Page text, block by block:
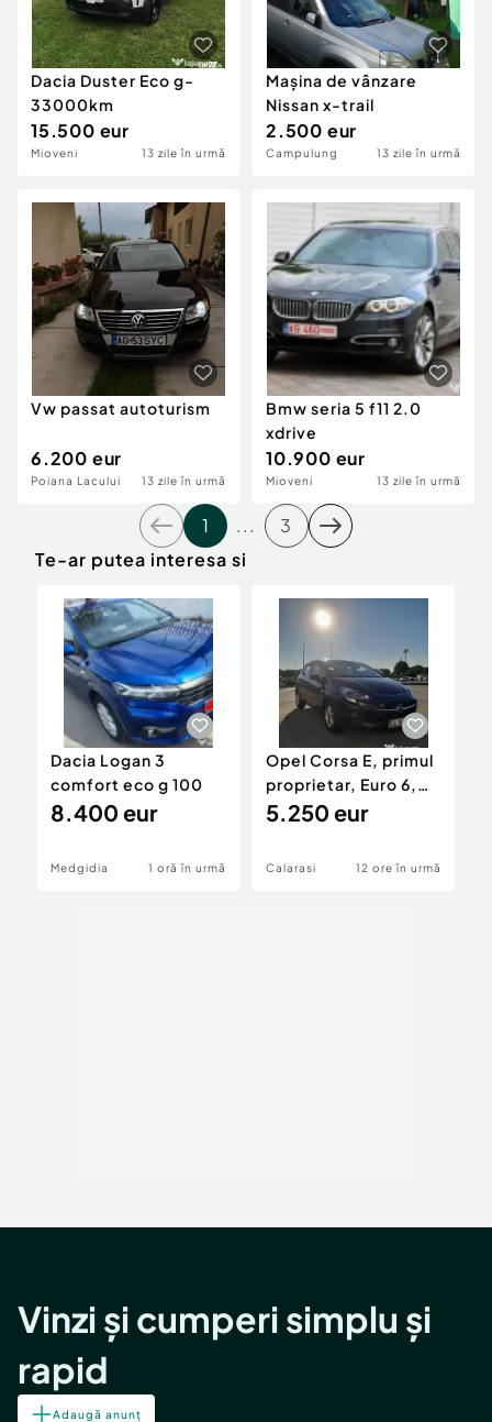
Dacia Duster Eco g-
33000km
15.500 eur
Mioveni 13 zile în urmă
Mașina de vânzare
Nissan x-trail
2.500 eur
Campulung 13 zile în urmă
Vw passat autoturism
6.200 eur
Poiana Lacului 13 zile în urmă
Bmw seria 5 f11 2.0
xdrive
10.900 eur
Mioveni 13 zile în urmă
1 ...
3
Te-ar putea interesa si
Dacia Logan 3
comfort eco g 100
8.400 eur
Medgidia 1 oră în urmă
Opel Corsa E, primul
proprietar, Euro 6,
km 100% reali
5.250 eur
Calarasi 12 ore în urmă
Vinzi și cumperi simplu și
rapid
Adaugă anunț